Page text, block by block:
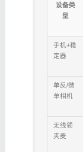
设备类
型
手机+稳
定器
单反/微
单相机
无线领
夹麦